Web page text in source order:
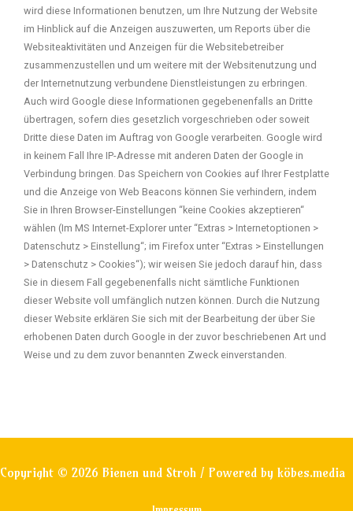
wird diese Informationen benutzen, um Ihre Nutzung der Website
im Hinblick auf die Anzeigen auszuwerten, um Reports über die
Websiteaktivitäten und Anzeigen für die Websitebetreiber
zusammenzustellen und um weitere mit der Websitenutzung und
der Internetnutzung verbundene Dienstleistungen zu erbringen.
Auch wird Google diese Informationen gegebenenfalls an Dritte
übertragen, sofern dies gesetzlich vorgeschrieben oder soweit
Dritte diese Daten im Auftrag von Google verarbeiten. Google wird
in keinem Fall Ihre IP-Adresse mit anderen Daten der Google in
Verbindung bringen. Das Speichern von Cookies auf Ihrer Festplatte
und die Anzeige von Web Beacons können Sie verhindern, indem
Sie in Ihren Browser-Einstellungen “keine Cookies akzeptieren“
wählen (Im MS Internet-Explorer unter “Extras > Internetoptionen >
Datenschutz > Einstellung“; im Firefox unter “Extras > Einstellungen
> Datenschutz > Cookies“); wir weisen Sie jedoch darauf hin, dass
Sie in diesem Fall gegebenenfalls nicht sämtliche Funktionen
dieser Website voll umfänglich nutzen können. Durch die Nutzung
dieser Website erklären Sie sich mit der Bearbeitung der über Sie
erhobenen Daten durch Google in der zuvor beschriebenen Art und
Weise und zu dem zuvor benannten Zweck einverstanden.
Copyright © 2026 Bienen und Stroh / Powered by köbes.media